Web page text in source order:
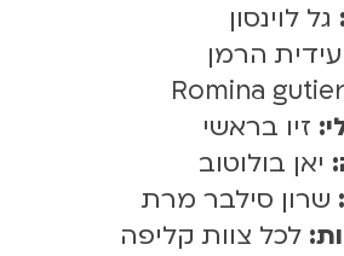
גל לוינסון
עידית הרמן
זיו בראשי
יאן בולוטוב
שרון סילבר מרת
לכל צוות קליפה